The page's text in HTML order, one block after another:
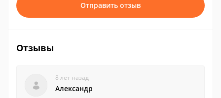
Отправить отзыв
Отзывы
8 лет назад
Александр